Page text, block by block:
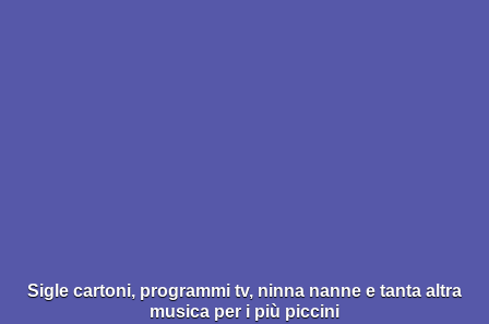
Sigle cartoni, programmi tv, ninna nanne e tanta altra
musica per i più piccini